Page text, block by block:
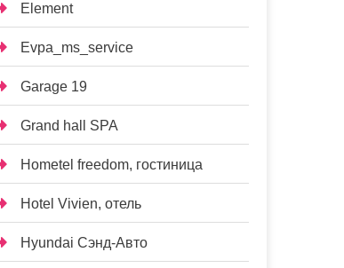
Element
Evpa_ms_service
Garage 19
Grand hall SPA
Hometel freedom, гостиница
Hotel Vivien, отель
Hyundai Сэнд-Авто